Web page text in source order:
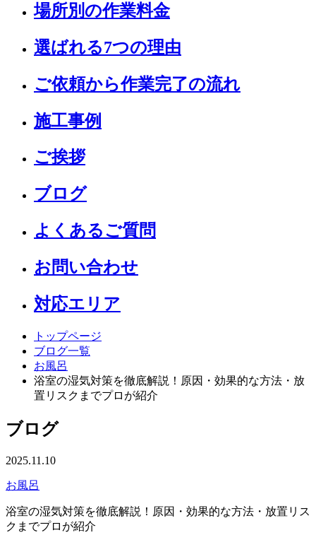
場所別の作業料金
選ばれる7つの理由
ご依頼から作業完了の流れ
施工事例
ご挨拶
ブログ
よくあるご質問
お問い合わせ
対応エリア
トップページ
ブログ一覧
お風呂
浴室の湿気対策を徹底解説！原因・効果的な方法・放
置リスクまでプロが紹介
ブログ
2025.11.10
お風呂
浴室の湿気対策を徹底解説！原因・効果的な方法・放置リス
クまでプロが紹介